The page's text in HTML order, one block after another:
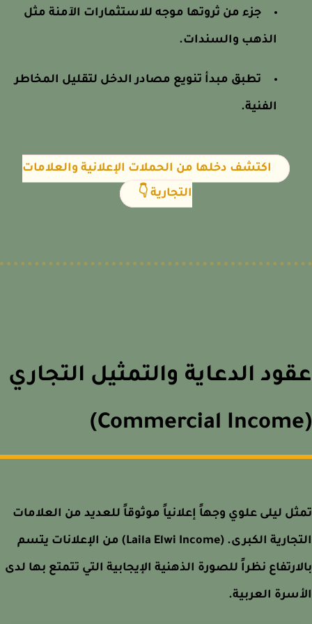
جزء من ثروتها موجه للاستثمارات الآمنة مثل
الذهب والسندات.
تطبق مبدأ تنويع مصادر الدخل لتقليل المخاطر
الفنية.
اكتشف دخلها من الحملات الإعلانية والعلامات
التجارية 👇
الدعاية والتمثيل التجاري
ليلى علوي وجهاً إعلانياً موثوقاً للعديد من العلامات
التجارية الكبرى. (Laila Elwi Income) من الإعلانات يتسم
نظراً للصورة الذهنية الإيجابية التي تتمتع بها لدى
العربية.